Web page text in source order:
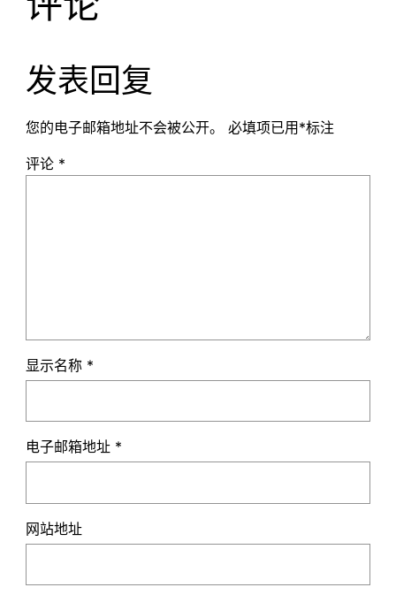
发表回复
您的电子邮箱地址不会被公开。 必填项已用*标注
评论 *
显示名称 *
电子邮箱地址 *
网站地址